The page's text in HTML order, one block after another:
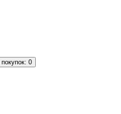
покупок: 0